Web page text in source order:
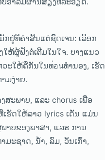
ກຢູ່ທີ່ຄຳສັ້ນແຕ່ຊົດເຈນ: ເລືອກ
ຫ້ຜູ້ຟັງຕໍ່ເຕີມໃນໃຈ. ບາງແນວ
ະໃຫ້ຄືກັນໃນທ่อนທຳນອງ, ເຮັດ
ມງ່າຍ.
ສະພາບ, ແລະ chorus ເພື່ອ
ຮັດໃຫ້ລາວ lyrics ເດັ່ນ ແມ່ນ
າບຂອງພາສາ, ແລະ ການ
ມະຊາດ, ນ້ຳ, ລົມ, ວັນເກົ່າ,